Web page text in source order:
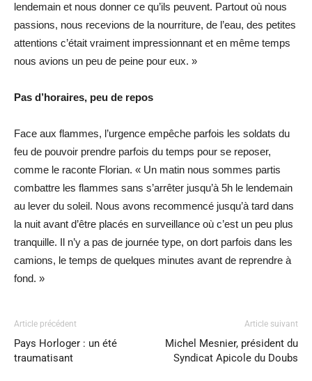
lendemain et nous donner ce qu’ils peuvent. Partout où nous
passions, nous recevions de la nourriture, de l’eau, des petites
attentions c’était vraiment impressionnant et en même temps
nous avions un peu de peine pour eux. »
Pas d’horaires, peu de repos
Face aux flammes, l’urgence empêche parfois les soldats du
feu de pouvoir prendre parfois du temps pour se reposer,
comme le raconte Florian. « Un matin nous sommes partis
combattre les flammes sans s’arrêter jusqu’à 5h le lendemain
au lever du soleil. Nous avons recommencé jusqu’à tard dans
la nuit avant d’être placés en surveillance où c’est un peu plus
tranquille. Il n’y a pas de journée type, on dort parfois dans les
camions, le temps de quelques minutes avant de reprendre à
fond. »
Article précédent
Pays Horloger : un été
traumatisant
Article suivant
Michel Mesnier, président du
Syndicat Apicole du Doubs